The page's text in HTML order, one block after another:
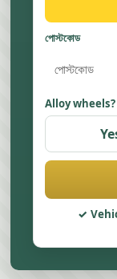
পোস্টকোড
Alloy wheels?